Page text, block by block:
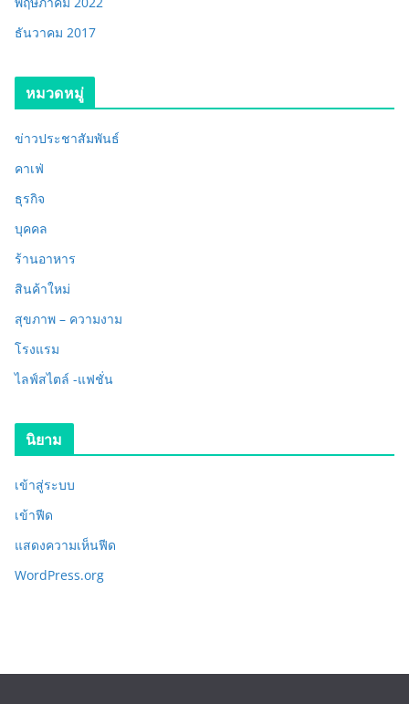
ธันวาคม 2017
หมวดหมู่
ข่าวประชาสัมพันธ์
คาเฟ่
ธุรกิจ
บุคคล
ร้านอาหาร
สินค้าใหม่
สุขภาพ – ความงาม
โรงแรม
ไลฟ์สไตล์ -แฟชั่น
นิยาม
เข้าสู่ระบบ
เข้าฟีด
แสดงความเห็นฟีด
WordPress.org